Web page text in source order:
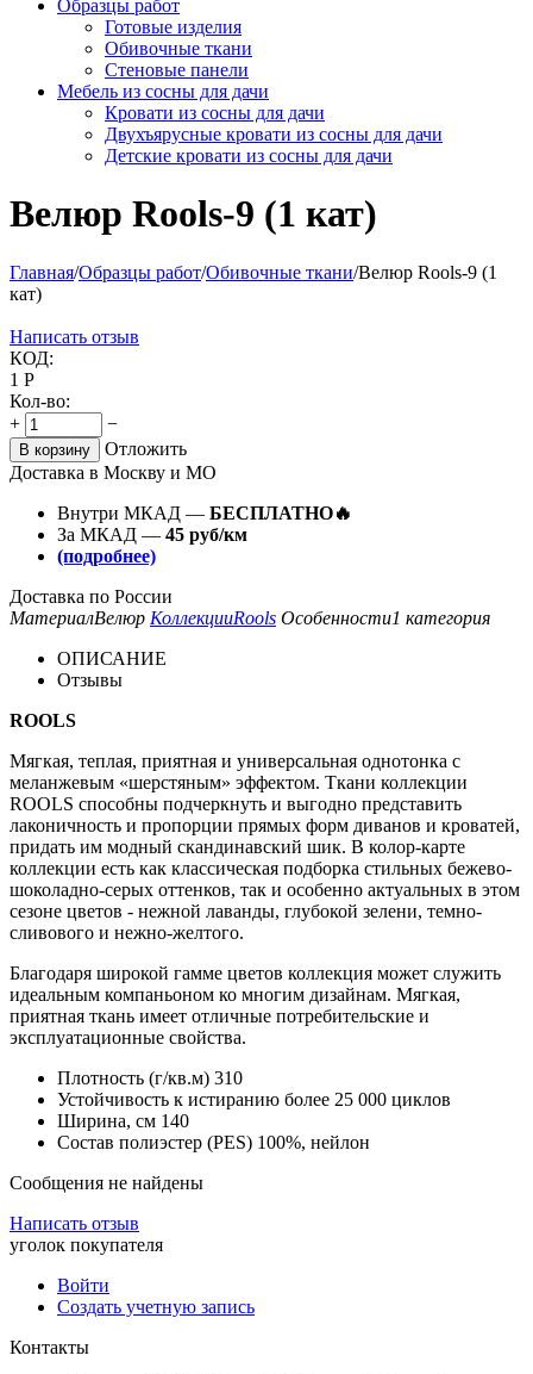
Образцы работ
Готовые изделия
Обивочные ткани
Стеновые панели
Мебель из сосны для дачи
Кровати из сосны для дачи
Двухъярусные кровати из сосны для дачи
Детские кровати из сосны для дачи
Велюр Rools-9 (1 кат)
Главная/Образцы работ/Обивочные ткани/Велюр Rools-9 (1
кат)
Написать отзыв
КОД:
1 Р
Кол-во:
+
−
В корзину
Отложить
Доставка в Москву и МО
Внутри МКАД — БЕСПЛАТНО🔥
За МКАД — 45 руб/км
(подробнее)
Доставка по России
МатериалВелюр КоллекцииRools Особенности1 категория
ОПИСАНИЕ
Отзывы
ROOLS
Мягкая, теплая, приятная и универсальная однотонка с
меланжевым «шерстяным» эффектом. Ткани коллекции
ROOLS способны подчеркнуть и выгодно представить
лаконичность и пропорции прямых форм диванов и кроватей,
придать им модный скандинавский шик. В колор-карте
коллекции есть как классическая подборка стильных бежево-
шоколадно-серых оттенков, так и особенно актуальных в этом
сезоне цветов - нежной лаванды, глубокой зелени, темно-
сливового и нежно-желтого.
Благодаря широкой гамме цветов коллекция может служить
идеальным компаньоном ко многим дизайнам. Мягкая,
приятная ткань имеет отличные потребительские и
эксплуатационные свойства.
Плотность (г/кв.м) 310
Устойчивость к истиранию более 25 000 циклов
Ширина, см 140
Состав полиэстер (PES) 100%, нейлон
Сообщения не найдены
Написать отзыв
уголок покупателя
Войти
Создать учетную запись
Контакты